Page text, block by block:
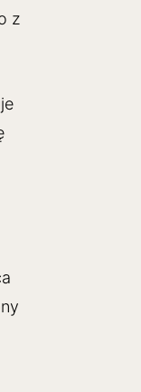
z